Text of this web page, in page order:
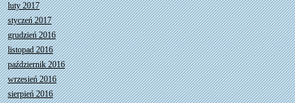
luty 2017
styczeń 2017
grudzień 2016
listopad 2016
październik 2016
wrzesień 2016
sierpień 2016